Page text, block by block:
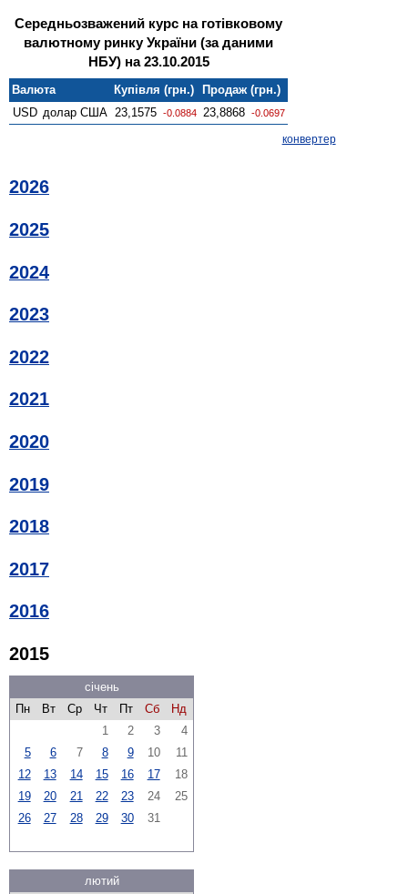
Середньозважений курс на готівковому
валютному ринку України (за даними
НБУ) на 23.10.2015
Валюта Купівля (грн.)
Продаж (грн.)
USD долар США 23,1575 -0.0884 23,8868 -0.0697
конвертер
2026
2025
2024
2023
2022
2021
2020
2019
2018
2017
2016
2015
січень
Пн
Вт Ср Чт Пт Сб
Нд
1
2 3
4
5
6 7 8 9 10
11
12
13 14 15 16 17
18
19
20 21 22 23 24
25
26
27 28 29 30 31
лютий